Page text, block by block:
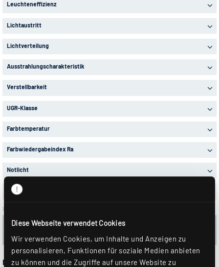
Diese Webseite verwendet Cookies
Wir verwenden Cookies, um Inhalte und Anzeigen zu
personalisieren, Funktionen für soziale Medien anbieten
zu können und die Zugriffe auf unsere Website zu
Leuchteneffizienz
Lichtaustritt
Lichtverteilung
Ausstrahlungscharakteristik
Verstellbarkeit
UGR-Klasse
Farbtemperatur
Farbwiedergabeindex Ra
Notlicht
Lagerartikel
Ihre Auswahl:
12 Artikel in 1 Produktserien
Alle Filter löschen
LFN-LED...